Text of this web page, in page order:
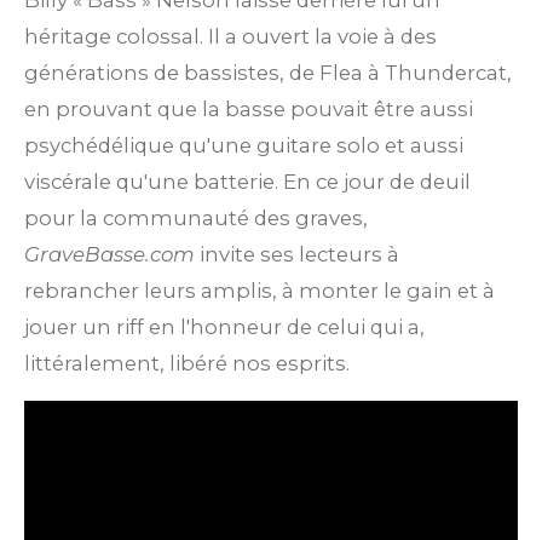
héritage colossal. Il a ouvert la voie à des
générations de bassistes, de Flea à Thundercat,
en prouvant que la basse pouvait être aussi
psychédélique qu'une guitare solo et aussi
viscérale qu'une batterie. En ce jour de deuil
pour la communauté des graves,
GraveBasse.com invite ses lecteurs à
rebrancher leurs amplis, à monter le gain et à
jouer un riff en l'honneur de celui qui a,
littéralement, libéré nos esprits.